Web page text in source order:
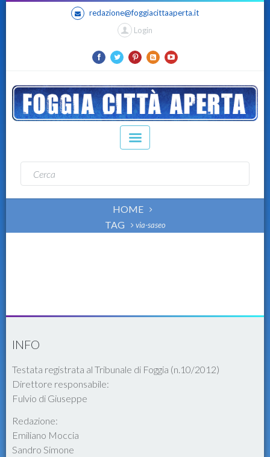
redazione@foggiacittaaperta.it
Login
HOME
TAG
via-saseo
INFO
Testata registrata al Tribunale di Foggia (n.10/2012)
Direttore responsabile:
Fulvio di Giuseppe
Redazione:
Emiliano Moccia
Sandro Simone